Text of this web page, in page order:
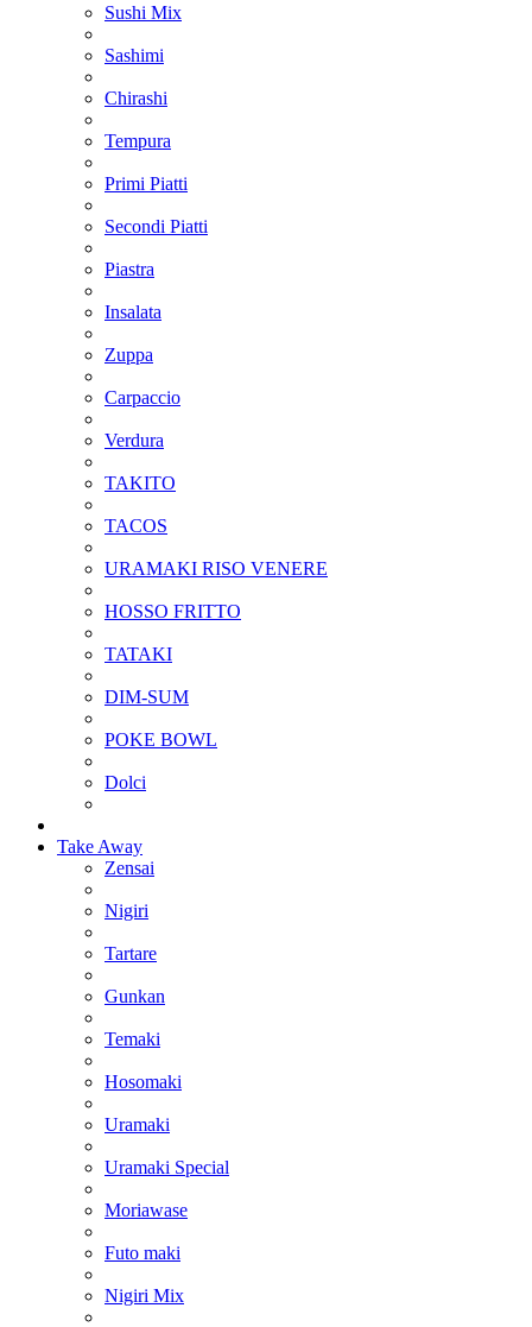
Sushi Mix
Sashimi
Chirashi
Tempura
Primi Piatti
Secondi Piatti
Piastra
Insalata
Zuppa
Carpaccio
Verdura
TAKITO
TACOS
URAMAKI RISO VENERE
HOSSO FRITTO
TATAKI
DIM-SUM
POKE BOWL
Dolci
Take Away
Zensai
Nigiri
Tartare
Gunkan
Temaki
Hosomaki
Uramaki
Uramaki Special
Moriawase
Futo maki
Nigiri Mix